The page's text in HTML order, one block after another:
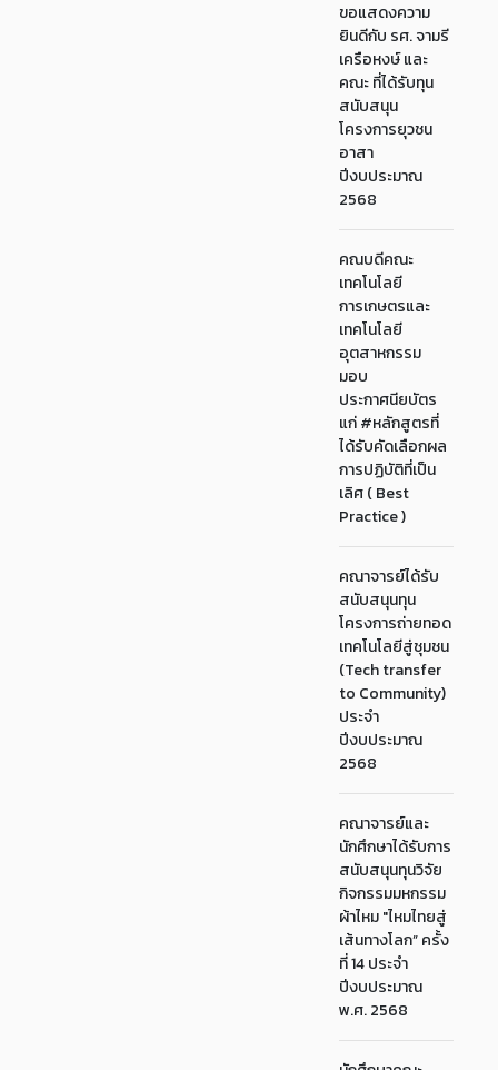
ขอแสดงความ
ยินดีกับ รศ. จามรี
เครือหงษ์ และ
คณะ ที่ได้รับทุน
สนับสนุน
โครงการยุวชน
อาสา
ปีงบประมาณ
2568
คณบดีคณะ
เทคโนโลยี
การเกษตรและ
เทคโนโลยี
อุตสาหกรรม
มอบ
ประกาศนียบัตร
แก่ #หลักสูตรที่
ได้รับคัดเลือกผล
การปฏิบัติที่เป็น
เลิศ ( Best
Practice )
คณาจารย์ได้รับ
สนับสนุนทุน
โครงการถ่ายทอด
เทคโนโลยีสู่ชุมชน
(Tech transfer
to Community)
ประจำ
ปีงบประมาณ
2568
คณาจารย์และ
นักศึกษาได้รับการ
สนับสนุนทุนวิจัย
กิจกรรมมหกรรม
ผ้าไหม "ไหมไทยสู่
เส้นทางโลก” ครั้ง
ที่ 14 ประจำ
ปีงบประมาณ
พ.ศ. 2568